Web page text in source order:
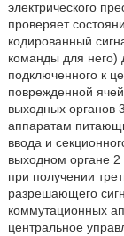
электрического
проверяет
кодированный
команды для него)
подключенного к
поврежденной
выходных органов
аппаратам
ввода и
выходном органе
при получении
разрешающего
коммутационных
центральное